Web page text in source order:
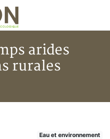
arides
rurales
arides
Eau et environnement